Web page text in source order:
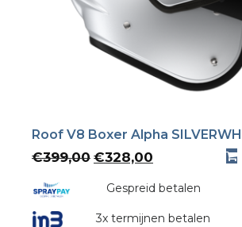
Roof V8 Boxer Alpha
€399,00 Oorspronkelijke
was:
€328,00
is:
Gespreid betalen
3x termijnen betalen